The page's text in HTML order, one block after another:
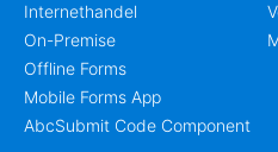
Internethandel
On-Premise
Offline Forms
Mobile Forms App
AbcSubmit Code Component